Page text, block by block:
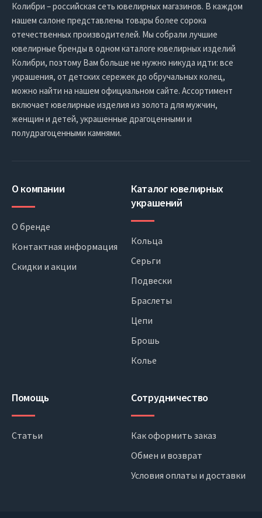
Колибри – российская сеть ювелирных магазинов. В каждом
нашем салоне представлены товары более сорока
отечественных производителей. Мы собрали лучшие
ювелирные бренды в одном каталоге ювелирных изделий
Колибри, поэтому Вам больше не нужно никуда идти: все
украшения, от детских сережек до обручальных колец,
можно найти на нашем официальном сайте. Ассортимент
включает ювелирные изделия из золота для мужчин,
женщин и детей, украшенные драгоценными и
полудрагоценными камнями.
О компании
О бренде
Контактная информация
Скидки и акции
Каталог ювелирных
украшений
Кольца
Серьги
Подвески
Браслеты
Цепи
Брошь
Колье
Помощь
Статьи
Сотрудничество
Как оформить заказ
Обмен и возврат
Условия оплаты и доставки